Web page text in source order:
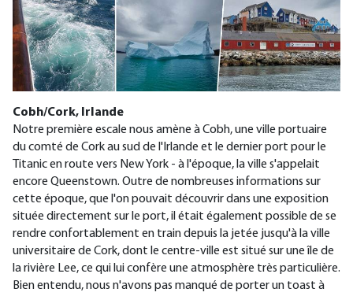
Cobh/Cork, Irlande
Notre première escale nous amène à Cobh, une ville portuaire
du comté de Cork au sud de l'Irlande et le dernier port pour le
Titanic en route vers New York - à l'époque, la ville s'appelait
encore Queenstown. Outre de nombreuses informations sur
cette époque, que l'on pouvait découvrir dans une exposition
située directement sur le port, il était également possible de se
rendre confortablement en train depuis la jetée jusqu'à la ville
universitaire de Cork, dont le centre-ville est situé sur une île de
la rivière Lee, ce qui lui confère une atmosphère très particulière.
Bien entendu, nous n'avons pas manqué de porter un toast à